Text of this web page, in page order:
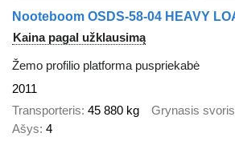
Kaina pagal užklausimą
Žemo profilio platforma puspriekabė
2011
Transporteris 45 880 kg Grynasis svoris
Ašys 4